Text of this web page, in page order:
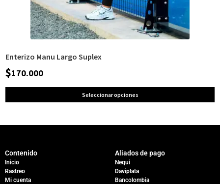
Enterizo Manu Largo Suplex
$170.000
Seleccionar opciones
Contenido
Inicio
Rastreo
Mi cuenta
Aliados de pago
Nequi
Daviplata
Bancolombia